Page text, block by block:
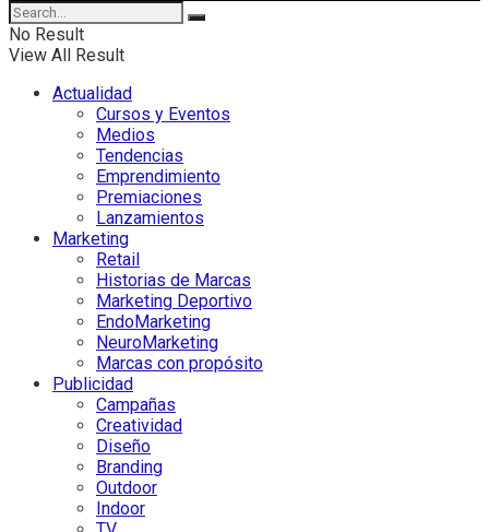
No Result
View All Result
Actualidad
Cursos y Eventos
Medios
Tendencias
Emprendimiento
Premiaciones
Lanzamientos
Marketing
Retail
Historias de Marcas
Marketing Deportivo
EndoMarketing
NeuroMarketing
Marcas con propósito
Publicidad
Campañas
Creatividad
Diseño
Branding
Outdoor
Indoor